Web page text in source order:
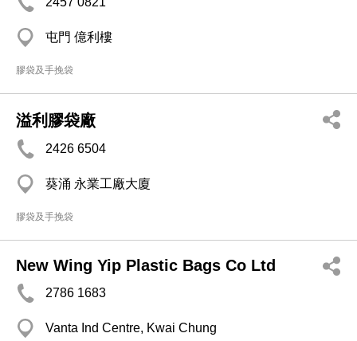
屯門 億利樓
膠袋及手挽袋
溢利膠袋廠
2426 6504
葵涌 永業工廠大廈
膠袋及手挽袋
New Wing Yip Plastic Bags Co Ltd
2786 1683
Vanta Ind Centre, Kwai Chung